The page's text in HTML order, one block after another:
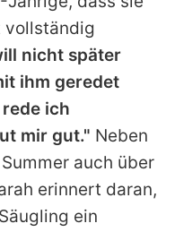
vollständig
nicht später
ihm geredet
ich
mir gut." Neben
Summer auch über
erinnert daran,
ein